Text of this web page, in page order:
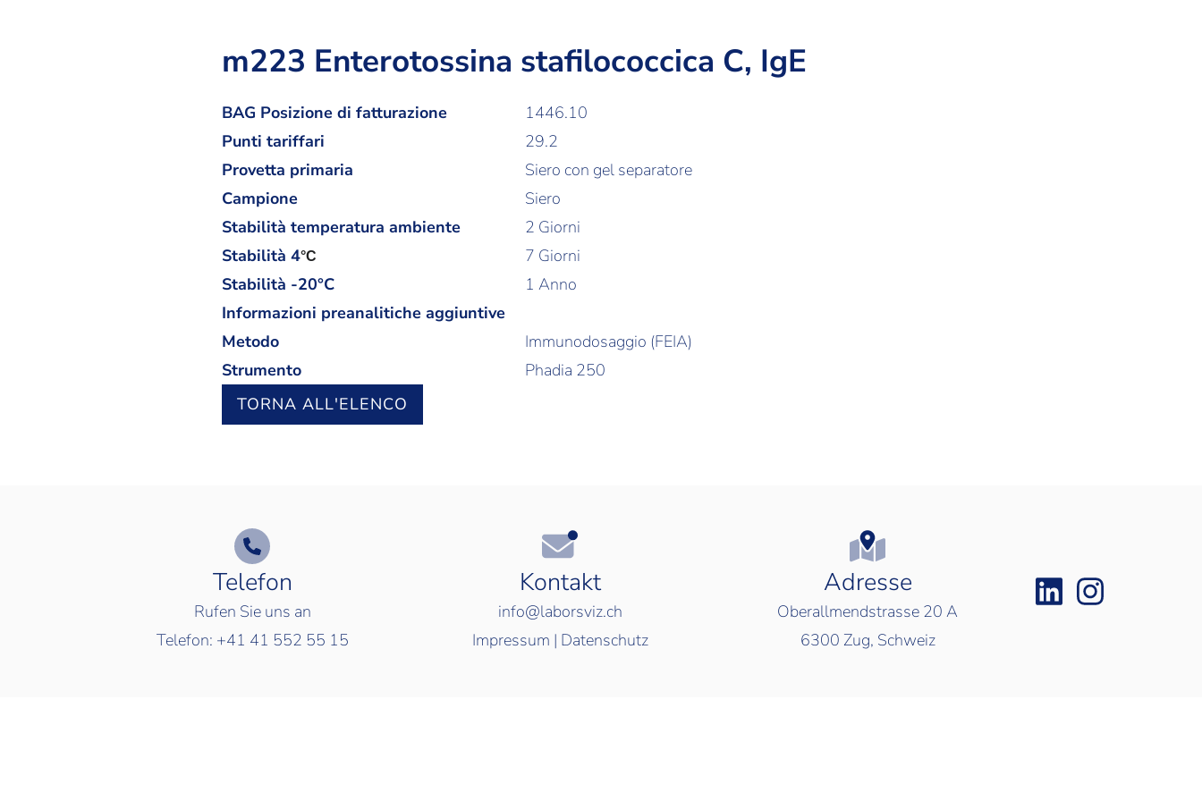
m223 Enterotossina stafilococcica C, IgE
BAG Posizione di fatturazione
1446.10
Punti tariffari
29.2
Provetta primaria
Siero con gel separatore
Campione
Siero
Stabilità temperatura ambiente
2 Giorni
Stabilità 4°C
7 Giorni
Stabilità -20°C
1 Anno
Informazioni preanalitiche aggiuntive
Metodo
Immunodosaggio (FEIA)
Strumento
Phadia 250
TORNA ALL'ELENCO
Telefon
Rufen Sie uns an
Telefon: +41 41 552 55 15
Kontakt
info@laborsviz.ch
Impressum | Datenschutz
Adresse
Oberallmendstrasse 20 A
6300 Zug, Schweiz